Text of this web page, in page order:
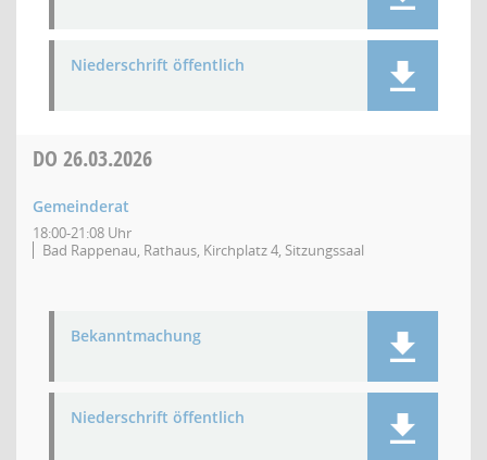
Niederschrift öffentlich
DO 26.03.2026
Gemeinderat
18:00-21:08 Uhr
Bad Rappenau, Rathaus, Kirchplatz 4, Sitzungssaal
Bekanntmachung
Niederschrift öffentlich